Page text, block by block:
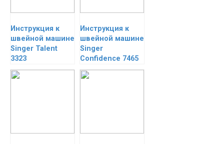
Инструкция к
швейной машине
Singer Talent
3323
Инструкция к
швейной машине
Singer
Confidence 7465